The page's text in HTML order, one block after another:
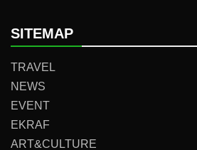
SITEMAP
TRAVEL
NEWS
EVENT
EKRAF
ART&CULTURE